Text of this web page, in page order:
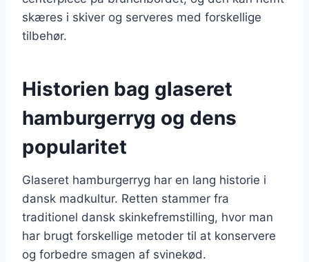
skæres i skiver og serveres med forskellige
tilbehør.
Historien bag glaseret
hamburgerryg og dens
popularitet
Glaseret hamburgerryg har en lang historie i
dansk madkultur. Retten stammer fra
traditionel dansk skinkefremstilling, hvor man
har brugt forskellige metoder til at konservere
og forbedre smagen af svinekød.